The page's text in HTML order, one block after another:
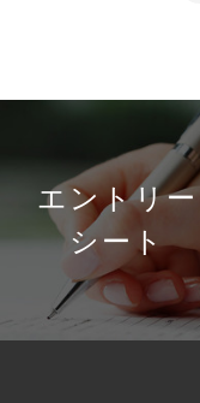
エントリー
シート